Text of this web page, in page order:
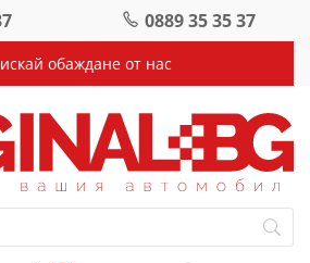
0889 35 35 37
обаждане от нас